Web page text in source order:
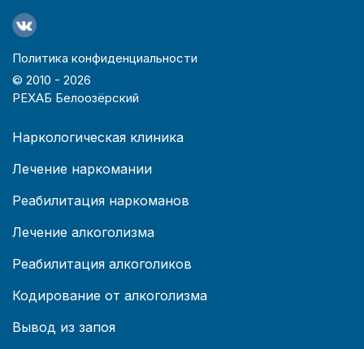
Политика конфиденциальности
© 2010 - 2026
РЕХАБ Белоозёрский
Наркологическая клиника
Лечение наркомании
Реабилитация наркоманов
Лечение алкоголизма
Реабилитация алкоголиков
Кодирование от алкоголизма
Вывод из запоя